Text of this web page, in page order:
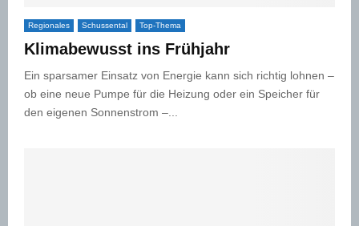
Regionales Schussental Top-Thema
Klimabewusst ins Frühjahr
Ein sparsamer Einsatz von Energie kann sich richtig lohnen –
ob eine neue Pumpe für die Heizung oder ein Speicher für
den eigenen Sonnenstrom –...